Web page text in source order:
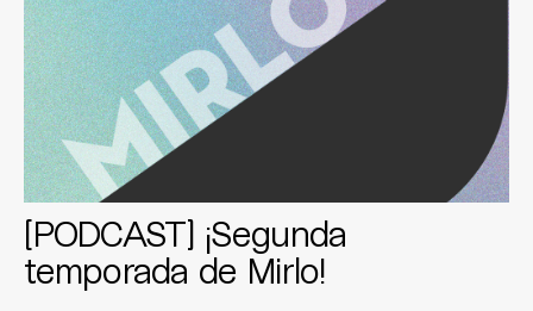
[PODCAST] ¡Segunda
temporada de Mirlo!